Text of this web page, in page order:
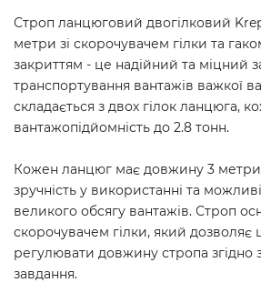
Строп ланцюговий двогілковий
метри зі скорочувачем гілки та
закриттям - це надійний та міцний
транспортування вантажів важкої
складається з двох гілок ланцюга,
вантажопідйомність до 2.8 тонн.
Кожен ланцюг має довжину 3
зручність у використанні та
великого обсягу вантажів. Строп
скорочувачем гілки, який дозволяє
регулювати довжину стропа згідно
завдання.